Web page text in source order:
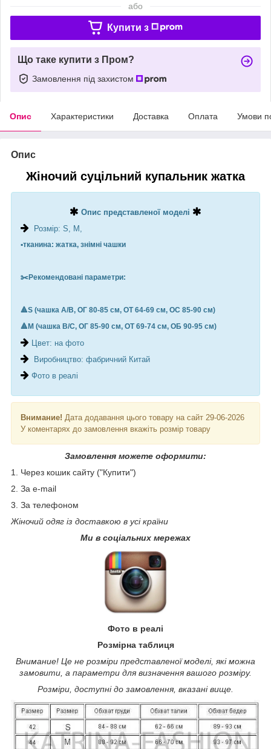
або
Купити з
Що таке купити з Пром?
Замовлення під захистом
Опис Характеристики Доставка Оплата Умови
Опис
Жіночий суцільний купальник жатка
Опис представленої моделі
Розмір: S, M,
▪️тканина: жатка, знімні чашки
✂️Рекомендовані параметри:
🔺S (чашка A/B, ОГ 80-85 см, ОТ 64-69 см, ОС 85-90 см)
🔺М (чашка B/C, ОГ 85-90 см, ОТ 69-74 см, ОБ 90-95 см)
Цвет: на фото
Виробництво: фабричний Китай
Фото в реалі
Внимание! Дата додавання цього товару на сайт 29-06-2026
У коментарях до замовлення вкажіть розмір товару
Замовлення можете оформити:
1. Через кошик сайту ("Купити")
2. За e-mail
3. За телефоном
Жіночий одяг із доставкою в усі країни
Ми в соціальних мережах
Фото в реалі
Розмірна таблиця
Внимание! Це не розміри представленої моделі, які можна
замовити, а параметри для визначення вашого розміру.
Розміри, доступні до замовлення, вказані вище.